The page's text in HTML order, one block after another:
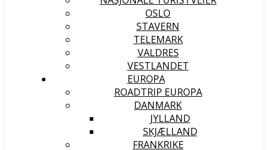
OSLO
STAVERN
TELEMARK
VALDRES
VESTLANDET
EUROPA
ROADTRIP EUROPA
DANMARK
JYLLAND
SKJÆLLAND
FRANKRIKE